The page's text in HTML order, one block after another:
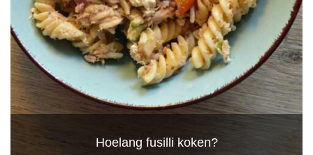
Hoelang fusilli koken?